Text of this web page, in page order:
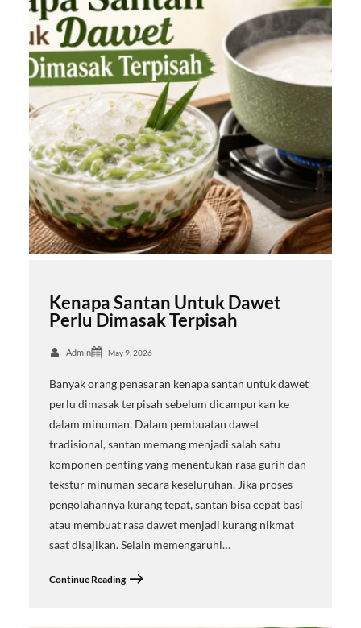
Kenapa Santan Untuk Dawet
Perlu Dimasak Terpisah
Admin May 9, 2026
Banyak orang penasaran kenapa santan untuk dawet
perlu dimasak terpisah sebelum dicampurkan ke
dalam minuman. Dalam pembuatan dawet
tradisional, santan memang menjadi salah satu
komponen penting yang menentukan rasa gurih dan
tekstur minuman secara keseluruhan. Jika proses
pengolahannya kurang tepat, santan bisa cepat basi
atau membuat rasa dawet menjadi kurang nikmat
saat disajikan. Selain memengaruhi…
Continue Reading